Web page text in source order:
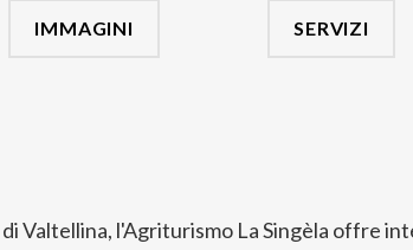
IMMAGINI SERVIZI
Valtellina, l'Agriturismo La Singèla offre